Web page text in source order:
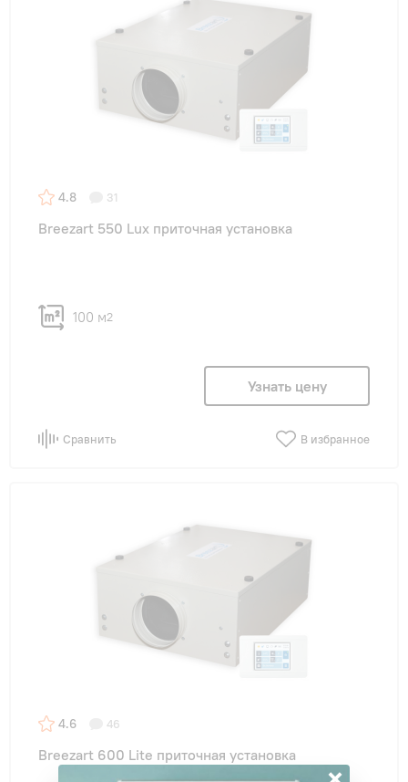
4.8 31
Breezart 550 Lux приточная установка
100 м2
Узнать цену
Сравнить В избранное
4.6 46
Breezart 600 Lite приточная установка